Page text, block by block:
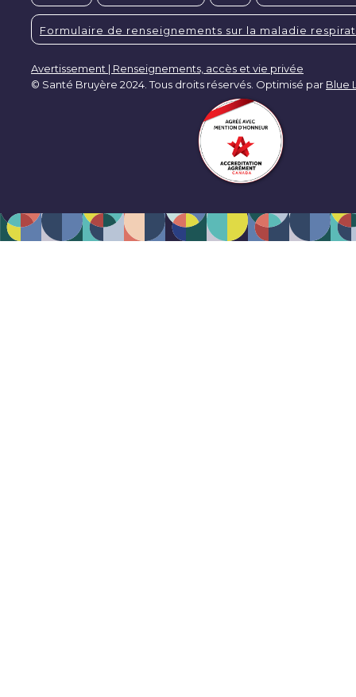
Formulaire de renseignements sur la maladie
Avertissement | Renseignements, accès et vie privée
© Santé Bruyère 2024. Tous droits réservés. Optimisé par Blue